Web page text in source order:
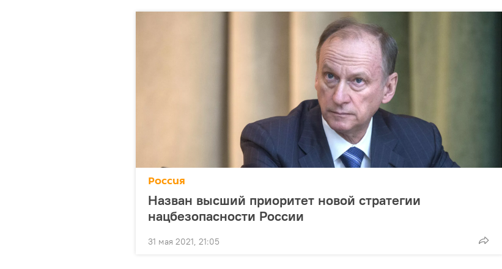
Россия
Назван высший приоритет новой стратегии
нацбезопасности России
31 мая 2021, 21:05